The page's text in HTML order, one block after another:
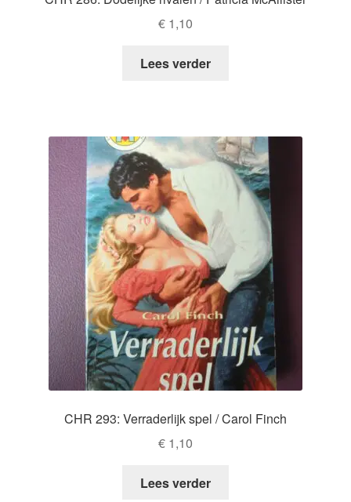
€ 1,10
Lees verder
CHR 293: Verraderlijk spel / Carol Finch
€ 1,10
Lees verder